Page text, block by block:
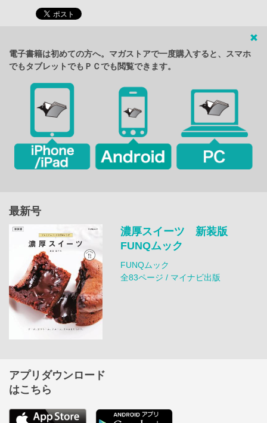
電子書籍は初めての方へ。マガストアで一度購入すると、スマホ
でもタブレットでもＰＣでも閲覧できます。
最新号
濃厚スイーツ 新装版
FUNQムック
FUNQムック
全83ページ / マイナビ出版
アプリダウンロード
はこちら